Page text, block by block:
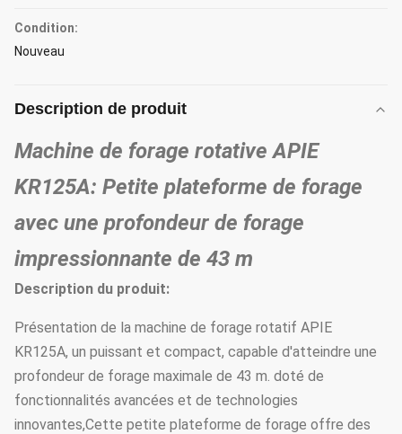
Condition:
Nouveau
Description de produit
Machine de forage rotative APIE
KR125A: Petite plateforme de forage
avec une profondeur de forage
impressionnante de 43 m
Description du produit:
Présentation de la machine de forage rotatif APIE
KR125A, un puissant et compact, capable d'atteindre une
profondeur de forage maximale de 43 m. doté de
fonctionnalités avancées et de technologies
innovantes,Cette petite plateforme de forage offre des